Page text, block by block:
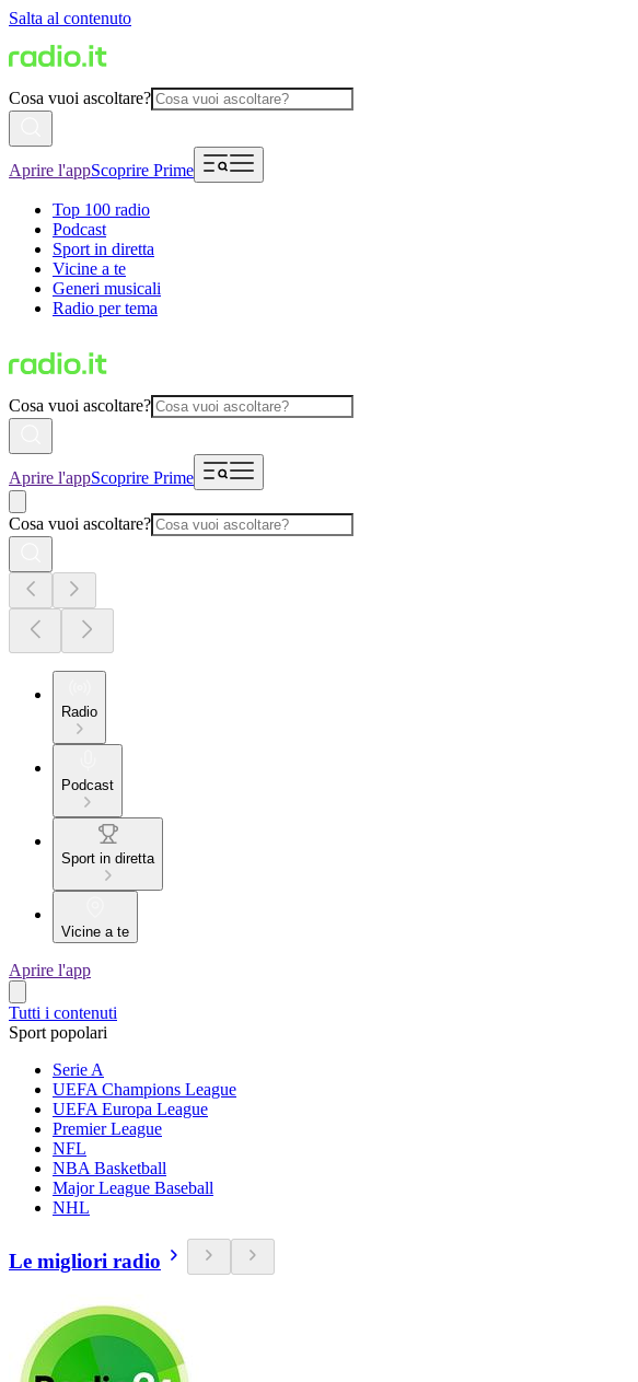
Salta al contenuto
Cosa vuoi ascoltare?
Aprire l'appScoprire Prime
Top 100 radio
Podcast
Sport in diretta
Vicine a te
Generi musicali
Radio per tema
Cosa vuoi ascoltare?
Aprire l'appScoprire Prime
Cosa vuoi ascoltare?
Radio
Podcast
Sport in diretta
Vicine a te
Aprire l'app
Tutti i contenuti
Sport popolari
Serie A
UEFA Champions League
UEFA Europa League
Premier League
NFL
NBA Basketball
Major League Baseball
NHL
Le migliori radio